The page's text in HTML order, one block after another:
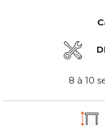
8 à 10